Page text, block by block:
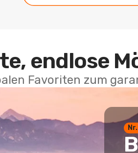
endlose
Favoriten zum